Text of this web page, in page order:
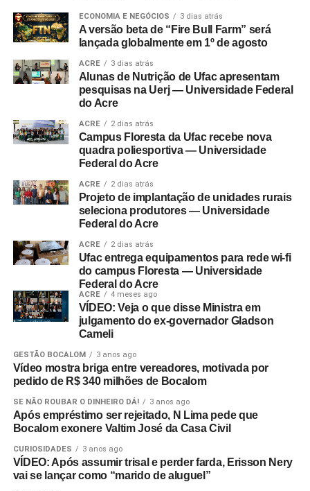
ECONOMIA E NEGÓCIOS 3 dias atrás
A versão beta de “Fire Bull Farm” será
lançada globalmente em 1º de agosto
ACRE 3 dias atrás
Alunas de Nutrição de Ufac apresentam
pesquisas na Uerj — Universidade Federal
do Acre
ACRE 2 dias atrás
Campus Floresta da Ufac recebe nova
quadra poliesportiva — Universidade
Federal do Acre
ACRE 2 dias atrás
Projeto de implantação de unidades rurais
seleciona produtores — Universidade
Federal do Acre
ACRE 2 dias atrás
Ufac entrega equipamentos para rede wi-fi
do campus Floresta — Universidade
Federal do Acre
ACRE 4 meses ago
VÍDEO: Veja o que disse Ministra em
julgamento do ex-governador Gladson
Cameli
GESTÃO BOCALOM 3 anos ago
Vídeo mostra briga entre vereadores, motivada por
pedido de R$ 340 milhões de Bocalom
SE NÃO ROUBAR O DINHEIRO DÁ! 3 anos ago
Após empréstimo ser rejeitado, N Lima pede que
Bocalom exonere Valtim José da Casa Civil
CURIOSIDADES 3 anos ago
VÍDEO: Após assumir trisal e perder farda, Erisson Nery
vai se lançar como “marido de aluguel”